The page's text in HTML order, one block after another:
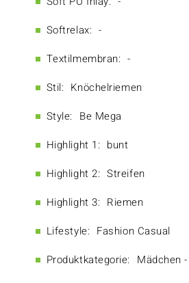
Softrelax: -
Textilmembran: -
Stil: Knöchelriemen
Style: Be Mega
Highlight 1: bunt
Highlight 2: Streifen
Highlight 3: Riemen
Lifestyle: Fashion Casual
Produktkategorie: Mädchen